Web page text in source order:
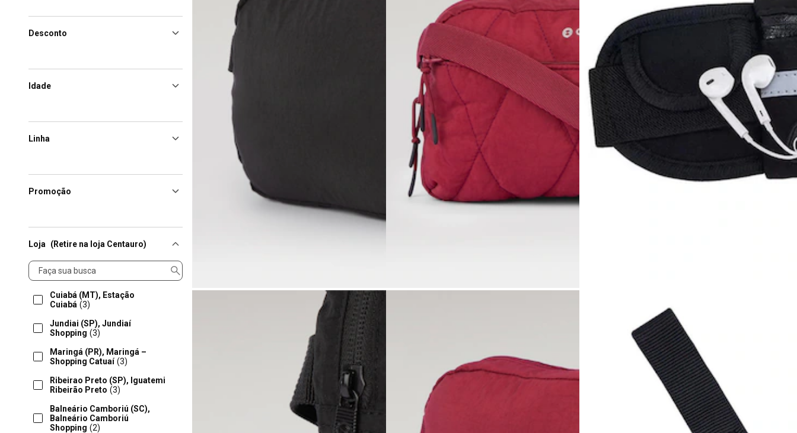
Desconto
Idade
Linha
Promoção
Loja (Retire na loja Centauro)
Loja
Cuiabá (MT), Estação
Cuiabá (3)
Jundiai (SP), Jundiaí
Shopping (3)
Maringá (PR), Maringá –
Shopping Catuaí (3)
Ribeirao Preto (SP), Iguatemi
Ribeirão Preto (3)
Balneário Camboriú (SC),
Balneário Camboriú
Shopping (2)